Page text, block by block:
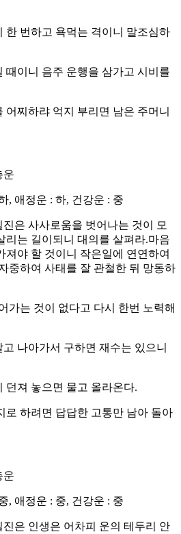
한 번하고 욕먹는 격이니 말조심하
때이니 음주 운행을 삼가고 시비를
어찌하랴 억지 부리면 남은 주머니
운
, 애정운 : 하, 건강운 : 중
진은 사사로움을 벗어나는 것이 모
리는 길이되니 대의를 살펴라.마음
져야 할 것이니 작은일에 연연하여
중하여 사태를 잘 관철한 뒤 망동하
가는 것이 없다고 다시 한번 노력해
나아가서 구하면 재수는 있으니
던져 놓으면 물고 올라온다.
로 하려면 답답한 고통만 남아 돌아
운
, 애정운 : 중, 건강운 : 중
진은 인생은 어차피 운의 테두리 안